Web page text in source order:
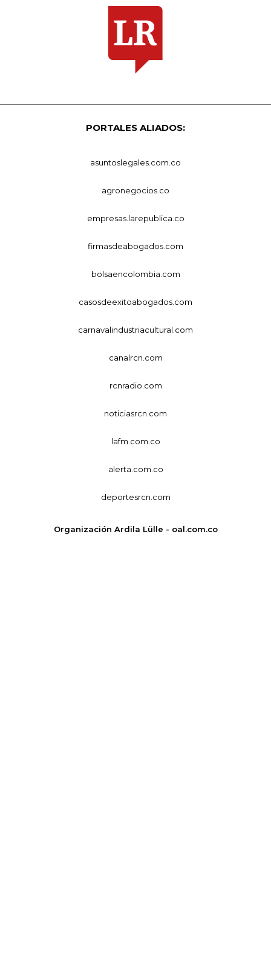
PORTALES ALIADOS:
asuntoslegales.com.co
agronegocios.co
empresas.larepublica.co
firmasdeabogados.com
bolsaencolombia.com
casosdeexitoabogados.com
carnavalindustriacultural.com
canalrcn.com
rcnradio.com
noticiasrcn.com
lafm.com.co
alerta.com.co
deportesrcn.com
Organización Ardila Lülle - oal.com.co